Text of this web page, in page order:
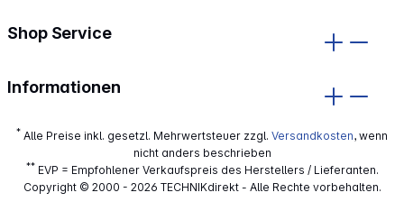
Shop Service
Informationen
* Alle Preise inkl. gesetzl. Mehrwertsteuer zzgl. Versandkosten, wenn
nicht anders beschrieben
**EVP = Empfohlener Verkaufspreis des Herstellers / Lieferanten.
Copyright © 2000 - 2026 TECHNIKdirekt - Alle Rechte vorbehalten.